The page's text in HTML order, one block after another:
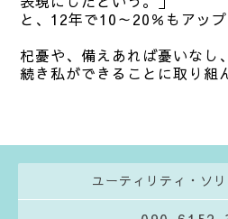
と、12年で10～20％もアップ
杞憂や、備えあれば憂いなし
続き私ができることに取り組
ユーティリティ・ソ